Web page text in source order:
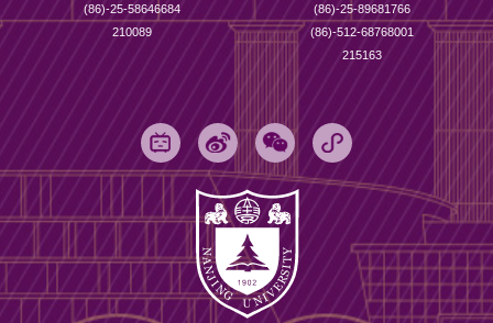
(86)-25-58646684
210089
(86)-25-89681766
(86)-512-68768001
215163